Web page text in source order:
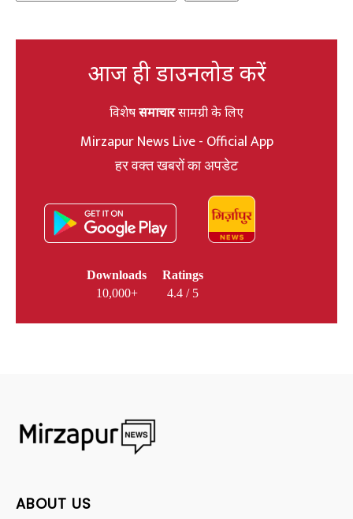
आज ही डाउनलोड करें
विशेषसमाचारसामग्री के लिए
Mirzapur News Live - Official App
हर वक्त खबरों का अपडेट
Downloads
10,000+
Ratings
4.4 / 5
ABOUT US